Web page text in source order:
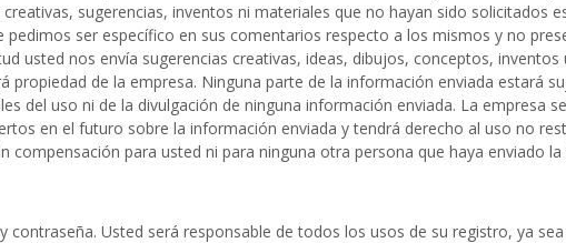
sugerencias, inventos ni materiales que no hayan sido solicitados
ser específico en sus comentarios respecto a los mismos y no
usted nos envía sugerencias creativas, ideas, dibujos, conceptos,
de la empresa. Ninguna parte de la información enviada estará
del uso ni de la divulgación de ninguna información enviada. La empresa
en el futuro sobre la información enviada y tendrá derecho al uso no
para usted ni para ninguna otra persona que haya enviado
Usted será responsable de todos los usos de su registro, ya